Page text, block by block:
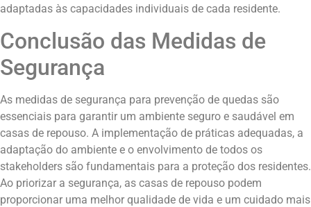
adaptadas às capacidades individuais de cada residente.
Conclusão das Medidas de
Segurança
As medidas de segurança para prevenção de quedas são
essenciais para garantir um ambiente seguro e saudável em
casas de repouso. A implementação de práticas adequadas, a
adaptação do ambiente e o envolvimento de todos os
stakeholders são fundamentais para a proteção dos residentes.
Ao priorizar a segurança, as casas de repouso podem
proporcionar uma melhor qualidade de vida e um cuidado mais